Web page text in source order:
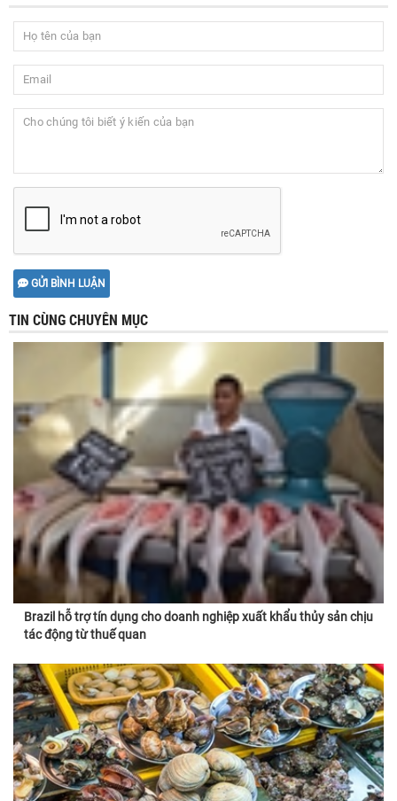
GỬI BÌNH LUẬN
TIN CÙNG CHUYÊN MỤC
Brazil hỗ trợ tín dụng cho doanh nghiệp xuất khẩu thủy sản chịu
tác động từ thuế quan